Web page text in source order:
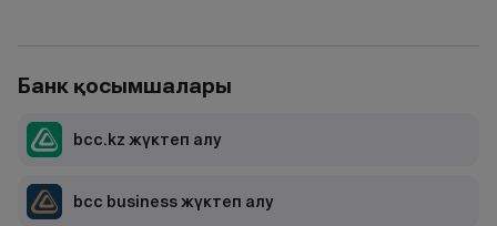
Банк қосымшалары
bcc.kz жүктеп алу
bcc business жүктеп алу